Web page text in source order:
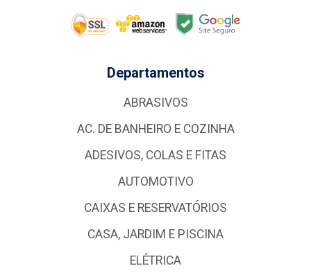
Departamentos
ABRASIVOS
AC. DE BANHEIRO E COZINHA
ADESIVOS, COLAS E FITAS
AUTOMOTIVO
CAIXAS E RESERVATÓRIOS
CASA, JARDIM E PISCINA
ELÉTRICA